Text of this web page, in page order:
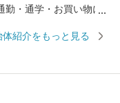
・通学・お買い物に
とする豊かな自然が残
体紹介をもっと見る